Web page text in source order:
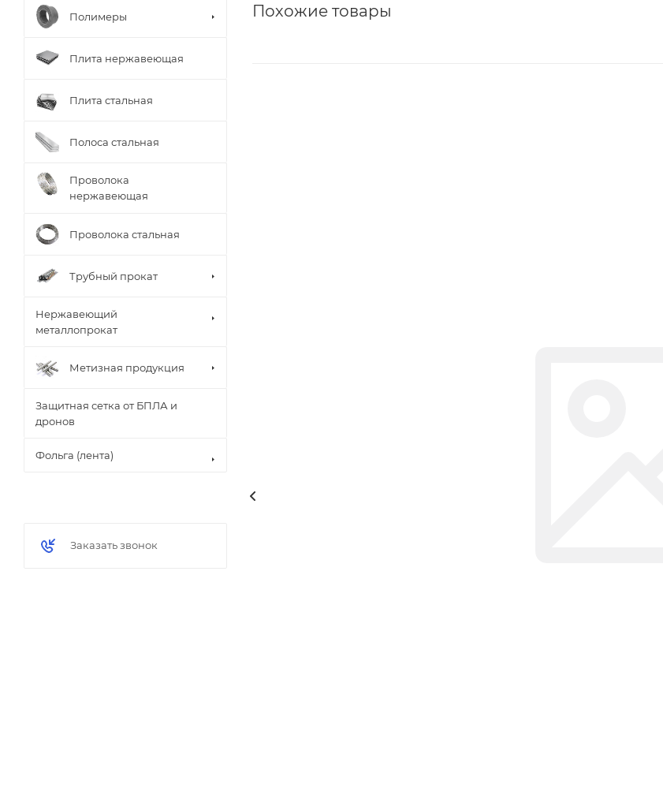
Похожие товары
Полимеры
Плита нержавеющая
Плита стальная
Полоса стальная
Проволока
нержавеющая
Проволока стальная
Трубный прокат
Нержавеющий
металлопрокат
Метизная продукция
Защитная сетка от БПЛА и
дронов
Фольга (лента)
Заказать звонок